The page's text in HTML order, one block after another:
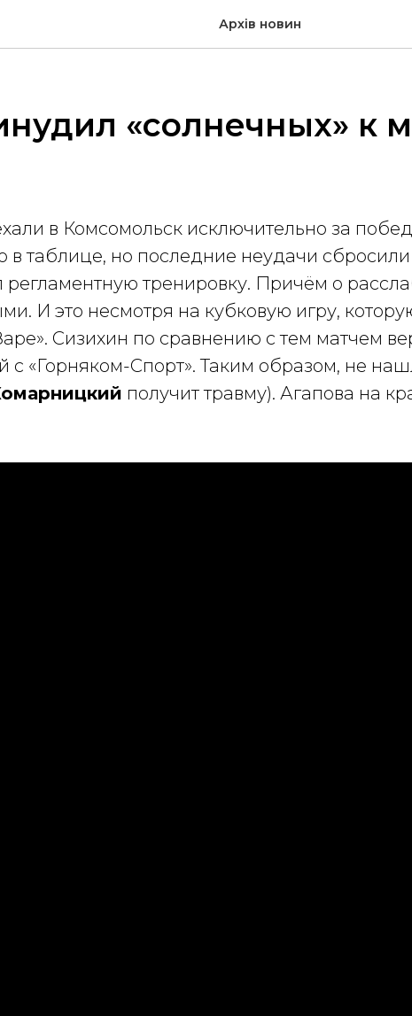
Архів новин
«солнечных» к
в Комсомольск исключительно за
в таблице, но последние неудачи
регламентную тренировку. Причём о
И это несмотря на кубковую игру,
Сизихин по сравнению с тем матчем
с «Горняком-Спорт». Таким образом, не
получит травму). Агапова на